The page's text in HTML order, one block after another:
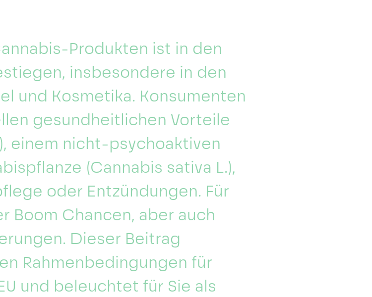
Produkten ist in den
insbesondere in den
und Kosmetika. Konsumenten
gesundheitlichen Vorteile
einem nicht-psychoaktiven
(Cannabis sativa L.),
oder Entzündungen. Für
Boom Chancen, aber auch
Dieser Beitrag
Rahmenbedingungen für
und beleuchtet für Sie als